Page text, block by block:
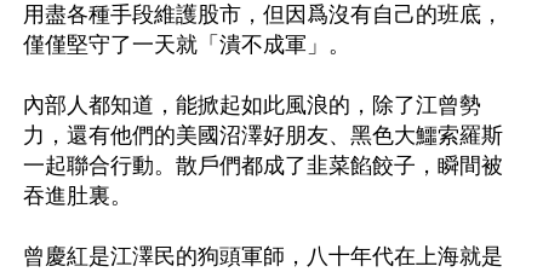
用盡各種手段維護股市，但因爲沒有自己的班底，
僅僅堅守了一天就「潰不成軍」。
內部人都知道，能掀起如此風浪的，除了江曾勢
力，還有他們的美國沼澤好朋友、黑色大鱷索羅斯
一起聯合行動。散戶們都成了韭菜餡餃子，瞬間被
吞進肚裏。
曾慶紅是江澤民的狗頭軍師，八十年代在上海就是